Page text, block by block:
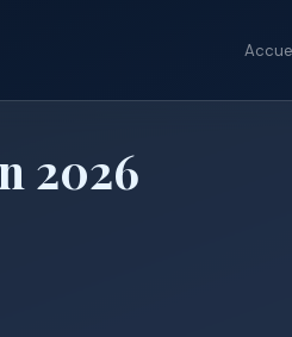
2026